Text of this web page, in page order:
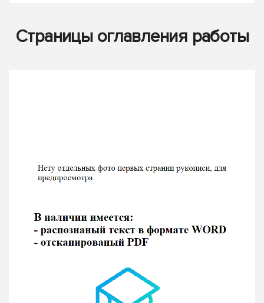
Страницы оглавления работы